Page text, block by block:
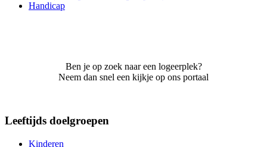
Handicap
Ben je op zoek naar een logeerplek?
Neem dan snel een kijkje op ons portaal
Leeftijds doelgroepen
Kinderen